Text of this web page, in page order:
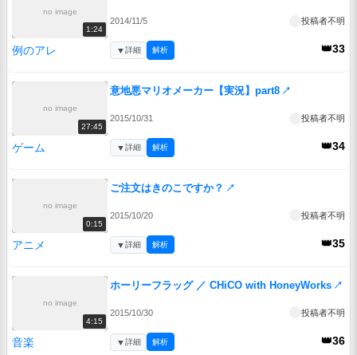
no image
1:24
2014/11/5 投稿者不明
例のアレ 👑33
▼詳細 解析
no image
27:45
意地悪マリオメーカー【実況】part8 ↗
2015/10/31 投稿者不明
ゲーム 👑34
▼詳細 解析
no image
0:15
ご注文はきのこですか？ ↗
2015/10/20 投稿者不明
アニメ 👑35
▼詳細 解析
no image
4:15
ホーリーフラッグ ／ CHiCO with HoneyWorks ↗
2015/10/30 投稿者不明
音楽 👑36
▼詳細 解析